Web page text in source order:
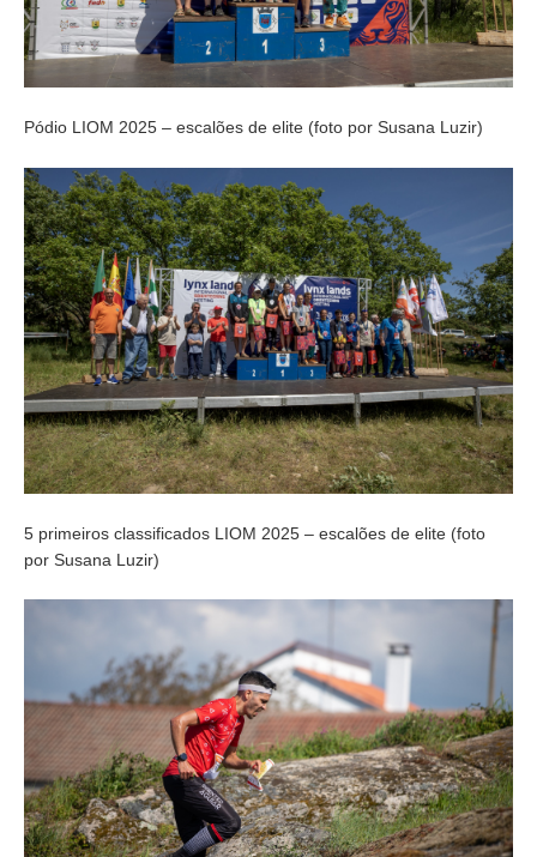
Pódio LIOM 2025 – escalões de elite (foto por Susana Luzir)
5 primeiros classificados LIOM 2025 – escalões de elite (foto
por Susana Luzir)